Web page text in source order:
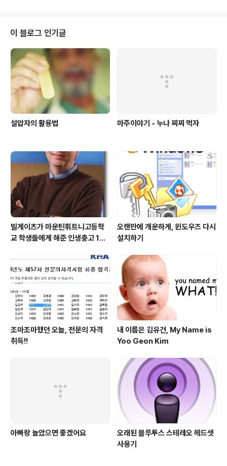
이 블로그 인기글
설압자의 활용법 마주이야기 - 누나 찌찌 먹자
빌게이츠가 마운틴휘트니고등학
교 학생들에게 해준 인생충고 10
오랜만에 개운하게, 윈도우즈 다시
설치하기
조마조마했던 오늘, 전문의 자격
취득!!
내 이름은 김유건, My Name is
Yoo Geon Kim
아빠랑 놀았으면 좋겠어요
오래된 블루투스 스테레오 헤드셋
사용기